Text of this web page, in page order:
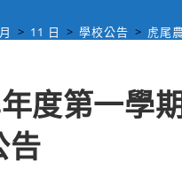
> 11 日 > 學校公告 > 虎尾
度第一學
告